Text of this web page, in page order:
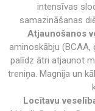
intensīvas
samazināšanas
Atjaunošanos
aminoskābju
palīdz ātri atjaunot
treniņa. Magnija un
Locītavu